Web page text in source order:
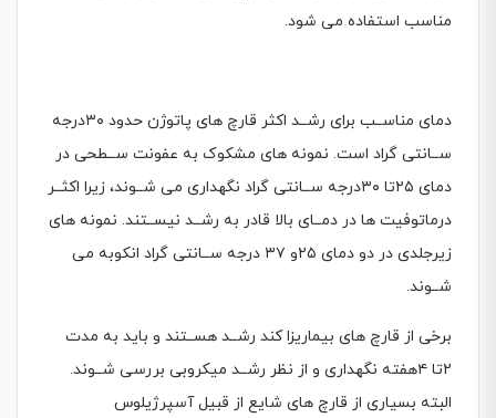
مناسب استفاده می شود.
دمای مناســب برای رشــد اكثر قارچ های پاتوژن حدود ٣۰درجه
ســانتی گراد است. نمونه های مشکوک به عفونت ســطحی در
دمای ۲۵تا ٣۰درجه ســانتی گراد نگهداری می شــوند، زیرا اكثــر
درماتوفیت ها در دمــای بالا قادر به رشــد نیســتند. نمونه های
زیرجلدی در دو دمای ۲۵و ٣۷ درجه ســانتی گراد انکوبه می
شــوند.
برخی از قارچ های بیماریزا كند رشــد هســتند و باید به مدت
۲تا ٤هفته نگهداری و از نظر رشــد میکروبی بررسی شــوند.
البته بسیاری از قارچ های شایع از قبیل آسپرژیلوس